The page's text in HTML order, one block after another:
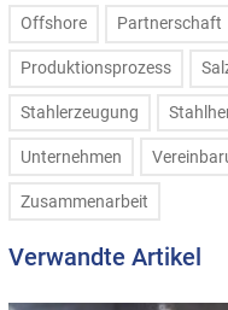
Offshore Partnerschaft
Produktionsprozess
Stahlerzeugung
Unternehmen
Zusammenarbeit
Verwandte Artikel